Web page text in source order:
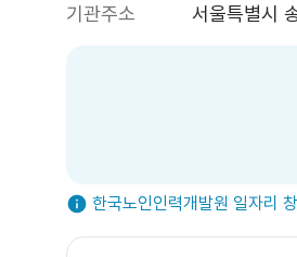
기관주소
서울특별시
한국노인인력개발원 일자리